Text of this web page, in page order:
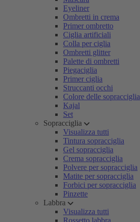
Eyeliner
Ombretti in crema
Primer ombretto
Ciglia artificiali
Colla per ciglia
Ombretti glitter
Palette di ombretti
Piegaciglia
Primer ciglia
Struccanti occhi
Colore delle sopracciglia
Kajal
Set
Sopracciglia
Visualizza tutti
Tintura sopracciglia
Gel sopracciglia
Crema sopracciglia
Polvere per sopracciglia
Matite per sopracciglia
Forbici per sopracciglia
Pinzette
Labbra
Visualizza tutti
Rossetto labbra